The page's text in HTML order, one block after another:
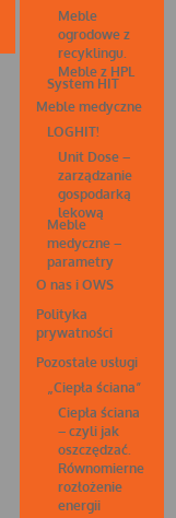
Meble
ogrodowe z
recyklingu.
Meble z HPL
System HIT
Meble medyczne
LOGHIT!
Unit Dose –
zarządzanie
gospodarką
lekową
Meble
medyczne –
parametry
O nas i OWS
Polityka
prywatności
Pozostałe usługi
„Ciepła ściana”
Ciepła ściana
– czyli jak
oszczędzać.
Równomierne
rozłożenie
energii